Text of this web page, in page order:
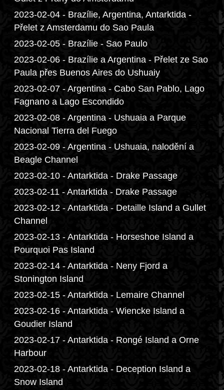
2023-02-04 - Brazílie, Argentina, Antarktida -
Přelet z Amsterdamu do Sao Paula
2023-02-05 - Brazílie - Sao Paulo
2023-02-06 - Brazílie a Argentina - Přelet ze Sao
Paula přes Buenos Aires do Ushuaiy
2023-02-07 - Argentina - Cabo San Pablo, Lago
Fagnano a Lago Escondido
2023-02-08 - Argentina - Ushuaia a Parque
Nacional Tierra del Fuego
2023-02-09 - Argentina - Ushuaia, nalodění a
Beagle Channel
2023-02-10 - Antarktida - Drake Passage
2023-02-11 - Antarktida - Drake Passage
2023-02-12 - Antarktida - Detaille Island a Gullet
Channel
2023-02-13 - Antarktida - Horseshoe Island a
Pourquoi Pas Island
2023-02-14 - Antarktida - Neny Fjord a
Stonington Island
2023-02-15 - Antarktida - Lemaire Channel
2023-02-16 - Antarktida - Wiencke Island a
Goudier Island
2023-02-17 - Antarktida - Rongé Island a Orne
Harbour
2023-02-18 - Antarktida - Deception Island a
Snow Island